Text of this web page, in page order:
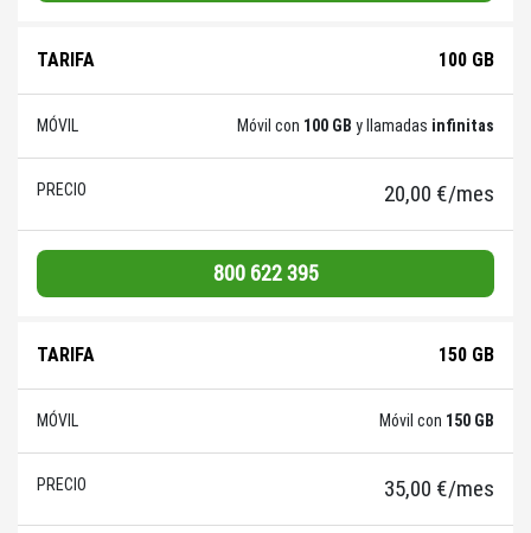
100 GB
Móvil con 100 GB y llamadas infinitas
20,00 €/mes
800 622 395
150 GB
Móvil con 150 GB
35,00 €/mes